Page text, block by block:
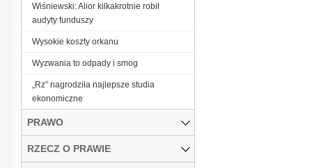
Wiśniewski: Alior kilkakrotnie robił
audyty funduszy
Wysokie koszty orkanu
Wyzwania to odpady i smog
„Rz” nagrodziła najlepsze studia
ekonomiczne
PRAWO
RZECZ O PRAWIE